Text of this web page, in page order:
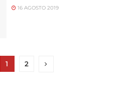
16 AGOSTO 2019
1 2